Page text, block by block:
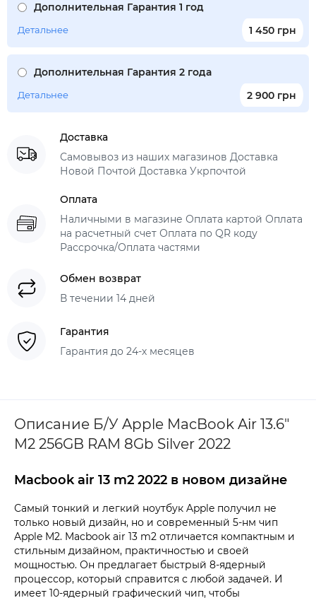
Дополнительная Гарантия 1 год
1 450 грн
Детальнее
Дополнительная Гарантия 2 года
2 900 грн
Детальнее
Доставка
Самовывоз из наших магазинов Доставка
Новой Почтой Доставка Укрпочтой
Оплата
Наличными в магазине Оплата картой Оплата
на расчетный счет Оплата по QR коду
Рассрочка/Оплата частями
Обмен возврат
В течении 14 дней
Гарантия
Гарантия до 24-х месяцев
Описание Б/У Apple MacBook Air 13.6"
M2 256GB RAM 8Gb Silver 2022
Macbook air 13 m2 2022 в новом дизайне
Самый тонкий и легкий ноутбук Apple получил не
только новый дизайн, но и современный 5-нм чип
Apple M2. Macbook air 13 m2 отличается компактным и
стильным дизайном, практичностью и своей
мощностью. Он предлагает быстрый 8-ядерный
процессор, который справится с любой задачей. И
имеет 10-ядерный графический чип, чтобы